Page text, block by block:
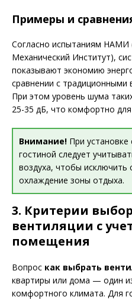
Примеры и
Согласно испытаниям
Механический Институт),
показывают экономию
сравнении с
При этом уровень шума
25-35 дБ, что комфортно
Внимание! При установке
гостиной следует
воздуха, чтобы исключить
охлаждение зоны отдыха.
3. Критерии
вентиляции с
помещения
Вопрос как выбрать
квартиры или дома — один
комфортного климата. Для